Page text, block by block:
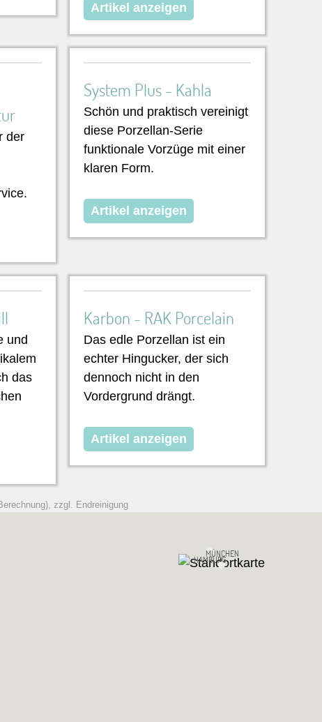
Artikel anzeigen
der
System Plus - Kahla
Schön und praktisch vereinigt
diese Porzellan-Serie
funktionale Vorzüge mit einer
klaren Form.
Artikel anzeigen
und
das
Karbon - RAK Porcelain
Das edle Porzellan ist ein
echter Hingucker, der sich
dennoch nicht in den
Vordergrund drängt.
Artikel anzeigen
zzgl. Endreinigung
HAMBURG
MÜNCHEN